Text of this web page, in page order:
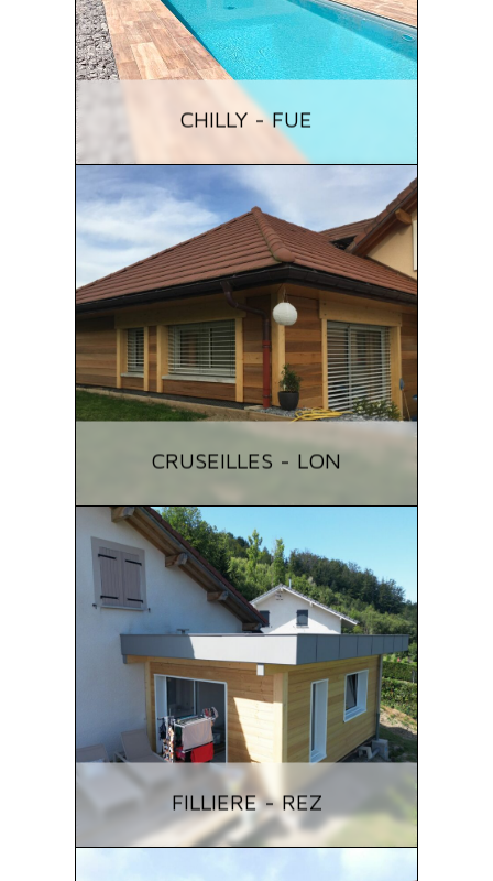
CHILLY - FUE
CRUSEILLES - LON
FILLIERE - REZ